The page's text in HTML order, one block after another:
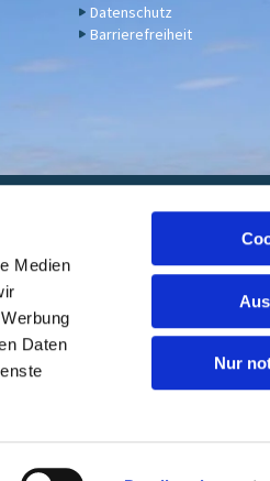
Medien
Daten
Nur
Datenschutz
Barrierefreiheit
05, BIC: GENODED1DKD